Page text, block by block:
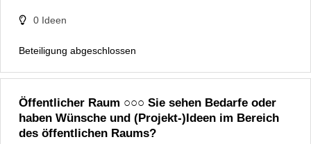
0 Ideen
Beteiligung abgeschlossen
Öffentlicher Raum ○○○ Sie sehen Bedarfe oder
haben Wünsche und (Projekt-)Ideen im Bereich
des öffentlichen Raums?